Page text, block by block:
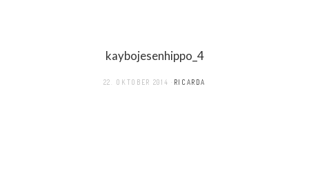
kaybojesenhippo_4
22. OKTOBER 2014 RICARDA